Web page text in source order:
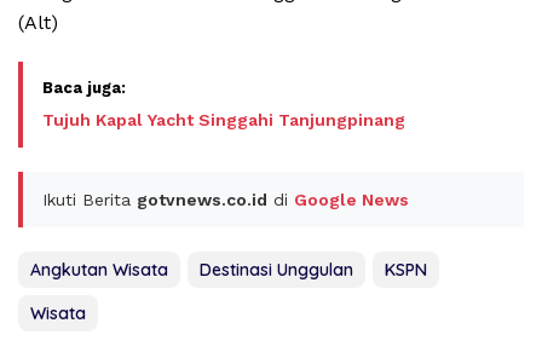
(Alt)
Tujuh Kapal Yacht Singgahi Tanjungpinang
Ikuti Berita gotvnews.co.id di Google News
Angkutan Wisata Destinasi Unggulan
KSPN
Wisata